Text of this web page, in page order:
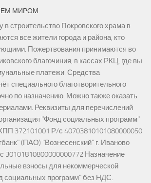
МИРОМ
в строительство Покровского храма в
все жители города и района, кто
Пожертвования принимаются во
благочиния, в кассах РКЦ, где вы
платежи. Средства
специального благотворительного
по назначению. Можно также оказать
Реквизиты для перечислений
"Фонд социальных программ"
372101001 Р/с 40703810101080000050
(ПАО) "Вознесенский" г. Иваново
30101810800000000772 Назначение
взносы для некоммерческой
социальных программ" без НДС.